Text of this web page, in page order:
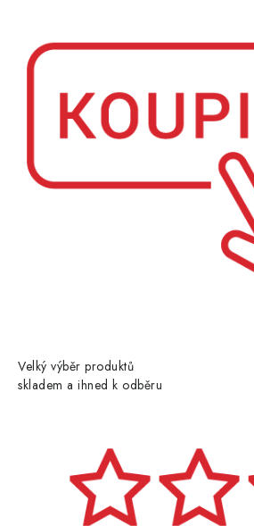
Velký výběr produktů
skladem a ihned k odběru